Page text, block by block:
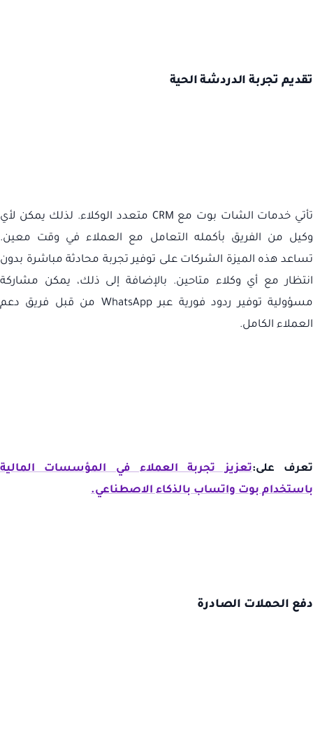
تقديم تجربة الدردشة الحية
تأتي خدمات الشات بوت مع CRM متعدد الوكلاء. لذلك يمكن لأي
وكيل من الفريق بأكمله التعامل مع العملاء في وقت معين.
تساعد هذه الميزة الشركات على توفير تجربة محادثة مباشرة بدون
انتظار مع أي وكلاء متاحين. بالإضافة إلى ذلك، يمكن مشاركة
مسؤولية توفير ردود فورية عبرWhatsApp من قبل فريق دعم
العملاء الكامل.
تعرف على:تعزيز تجربة العملاء في المؤسسات المالية
باستخدام بوت واتساب بالذكاء الاصطناعي.
دفع الحملات الصادرة